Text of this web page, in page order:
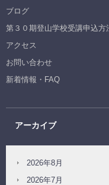
ブログ
第３０期登山学校受講申込方
アクセス
お問い合わせ
新着情報・FAQ
アーカイブ
2026年8月
2026年7月